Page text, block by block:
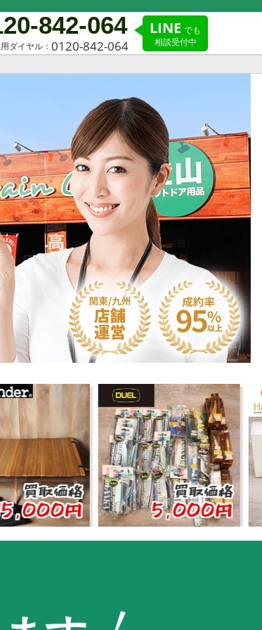
LINE でも
相談受付中
842-064
ダイヤル： 0120-842-064
価格
円
買取価格
5,000円